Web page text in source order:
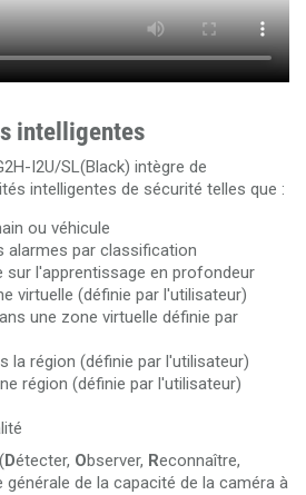
intelligentes
I2U/SL(Black) intègre de
intelligentes de sécurité telles que :
ou véhicule
alarmes par classification
sur l'apprentissage en profondeur
virtuelle (définie par l'utilisateur)
une zone virtuelle définie par
la région (définie par l'utilisateur)
région (définie par l'utilisateur)
Détecter, Observer, Reconnaître,
générale de la capacité de la caméra à